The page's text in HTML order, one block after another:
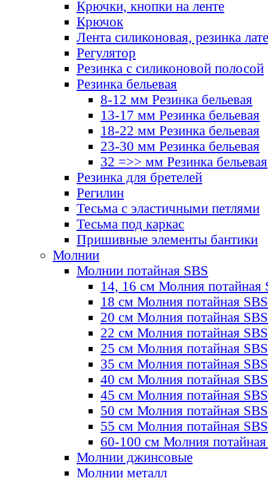
Крючки, кнопки на ленте
Крючок
Лента силиконовая, резинка
Регулятор
Резинка с силиконовой полосой
Резинка бельевая
8-12 мм Резинка бельевая
13-17 мм Резинка бельевая
18-22 мм Резинка бельевая
23-30 мм Резинка бельевая
32 =>> мм Резинка бельевая
Резинка для бретелей
Регилин
Тесьма с эластичными петлями
Тесьма под каркас
Пришивные элементы бантики
Молнии
Молнии потайная SBS
14, 16 см Молния потайная
18 см Молния потайная SBS
20 см Молния потайная SBS
22 см Молния потайная SBS
25 см Молния потайная SBS
35 см Молния потайная SBS
40 см Молния потайная SBS
45 см Молния потайная SBS
50 см Молния потайная SBS
55 см Молния потайная SBS
60-100 см Молния
Молнии джинсовые
Молнии металл